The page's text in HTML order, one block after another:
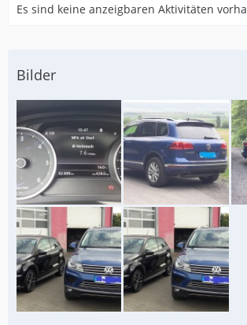
Es sind keine anzeigbaren Aktivitäten
Bilder